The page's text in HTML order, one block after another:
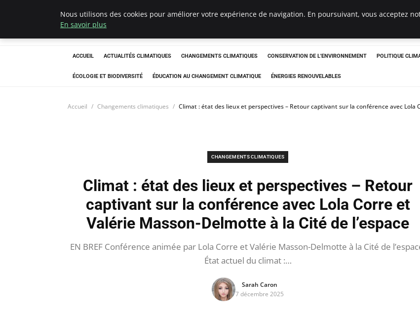
Climatedebtagents
ACCUEIL ACTUALITÉS CLIMATIQUES CHANGEMENTS CLIMATIQUES CONSERVATION DE L'ENVIRONNEMENT POLITIQUE
ÉCOLOGIE ET BIODIVERSITÉ ÉDUCATION AU CHANGEMENT CLIMATIQUE ÉNERGIES RENOUVELABLES
Accueil Changements climatiques Climat : état des lieux et perspectives – Retour captivant sur la conférence avec Lola
CHANGEMENTS CLIMATIQUES
Climat : état des lieux et perspectives – Retour
captivant sur la conférence avec Lola Corre et
Valérie Masson-Delmotte à la Cité de l’espace
EN BREF Conférence animée par Lola Corre et Valérie Masson-Delmotte à la Cité de
État actuel du climat :…
Sarah Caron
7 décembre 2025
Nous utilisons des cookies pour améliorer votre expérience de navigation. En poursuivant, vous acceptez
En savoir plus